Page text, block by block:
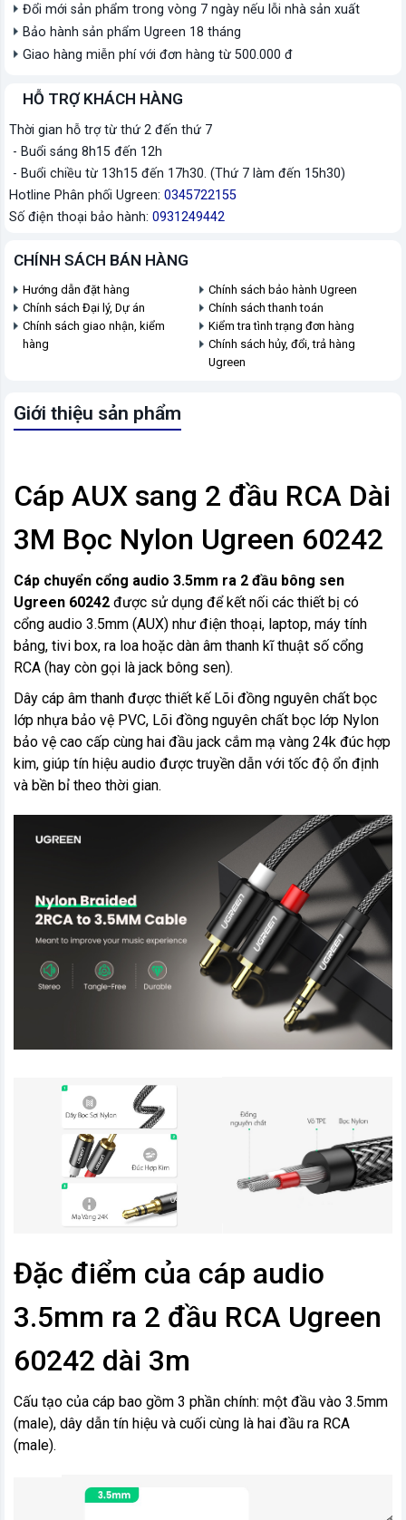
Đổi mới sản phẩm trong vòng 7 ngày nếu lỗi nhà sản xuất
Bảo hành sản phẩm Ugreen 18 tháng
Giao hàng miễn phí với đơn hàng từ 500.000 đ
HỖ TRỢ KHÁCH HÀNG
Thời gian hỗ trợ từ thứ 2 đến thứ 7
- Buổi sáng 8h15 đến 12h
- Buổi chiều từ 13h15 đến 17h30. (Thứ 7 làm đến 15h30)
Hotline Phân phối Ugreen: 0345722155
Số điện thoại bảo hành: 0931249442
CHÍNH SÁCH BÁN HÀNG
Hướng dẫn đặt hàng
Chính sách bảo hành Ugreen
Chính sách Đại lý, Dự án
Chính sách thanh toán
Chính sách giao nhận, kiểm
hàng
Kiểm tra tình trạng đơn hàng
Chính sách hủy, đổi, trả hàng
Ugreen
Giới thiệu sản phẩm
Cáp AUX sang 2 đầu RCA Dài
3M Bọc Nylon Ugreen 60242
Cáp chuyển cổng audio 3.5mm ra 2 đầu bông sen
Ugreen 60242 được sử dụng để kết nối các thiết bị có
cổng audio 3.5mm (AUX) như điện thoại, laptop, máy tính
bảng, tivi box, ra loa hoặc dàn âm thanh kĩ thuật số cổng
RCA (hay còn gọi là jack bông sen).
Dây cáp âm thanh được thiết kế Lõi đồng nguyên chất bọc
lớp nhựa bảo vệ PVC, Lõi đồng nguyên chất bọc lớp Nylon
bảo vệ cao cấp cùng hai đầu jack cắm mạ vàng 24k đúc hợp
kim, giúp tín hiệu audio được truyền dẫn với tốc độ ổn định
và bền bỉ theo thời gian.
Đặc điểm của cáp audio
3.5mm ra 2 đầu RCA Ugreen
60242 dài 3m
Cấu tạo của cáp bao gồm 3 phần chính: một đầu vào 3.5mm
(male), dây dẫn tín hiệu và cuối cùng là hai đầu ra RCA
(male).